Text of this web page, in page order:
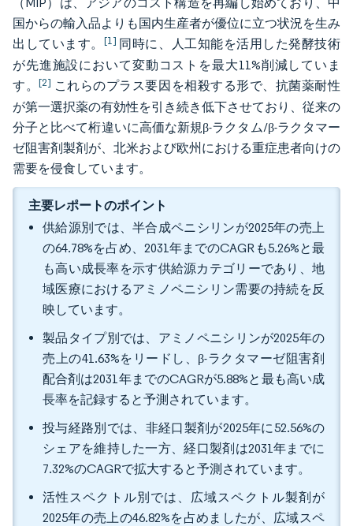
国からの輸入品よりも国内生産者が優位に立つ状況を生み
出しています。 [1] 同時に、人工知能を活用した発酵技術
が先進施設において変動コストを最大11%削減していま
す。[2] これらのプラス要因を相殺する形で、抗菌薬耐性
が第一選択薬の有効性を引き続き低下させており、従来の
分子と比べて桁違いに高価な新規β-ラクタム/β-ラクタマー
ゼ阻害剤製剤が、北米および欧州における重症患者向けの
需要を侵食しています。
主要レポートのポイント
供給源別では、半合成ペニシリンが2025年の売上
の64.78%を占め、2031年までのCAGRも5.26%と最
も高い成長率を示す供給源カテゴリーであり、地
域医療におけるアミノペニシリン需要の持続を反
映しています。
製品タイプ別では、アミノペニシリンが2025年の
売上の41.63%をリードし、β-ラクタマーゼ阻害剤
配合剤は2031年までのCAGRが5.88%と最も高い成
長率を記録すると予測されています。
投与経路別では、非経口製剤が2025年に52.56%の
シェアを維持した一方、経口製剤は2031年までに
7.32%のCAGRで拡大すると予測されています。
活性スペクトル別では、広域スペクトル製剤が
2025年の売上の46.82%を占めましたが、広域スペ